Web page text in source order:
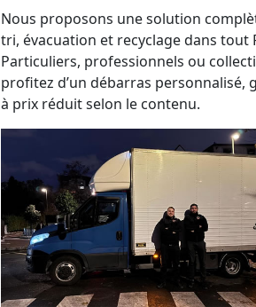
Nous proposons une solution
tri, évacuation et recyclage dans tout
Particuliers, professionnels ou
profitez d’un débarras personnalisé,
à prix réduit selon le contenu.